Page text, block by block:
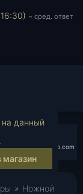
~ сред. ответ
на данный
магазин
ge***@yahoo.com
» Ножной